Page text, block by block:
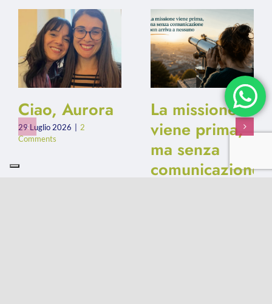
Ciao, Aurora
29 Luglio 2026 | 2
Comments
La missione
viene prima,
ma senza
comunicazione